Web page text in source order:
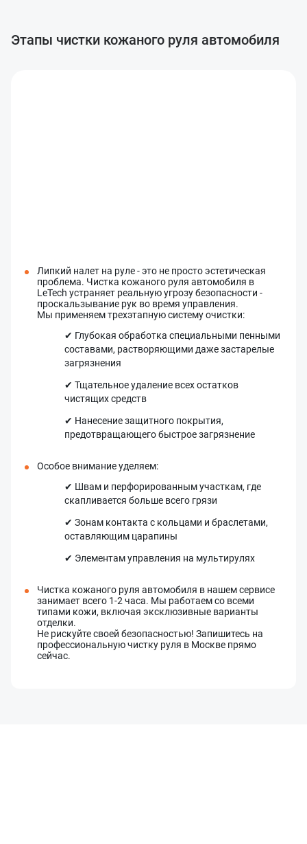
Этапы чистки кожаного руля автомобиля
Липкий налет на руле - это не просто эстетическая
проблема. Чистка кожаного руля автомобиля в
LeTech устраняет реальную угрозу безопасности -
проскальзывание рук во время управления.
Мы применяем трехэтапную систему очистки:
✔ Глубокая обработка специальными пенными
составами, растворяющими даже застарелые
загрязнения
✔ Тщательное удаление всех остатков
чистящих средств
✔ Нанесение защитного покрытия,
предотвращающего быстрое загрязнение
Особое внимание уделяем:
✔ Швам и перфорированным участкам, где
скапливается больше всего грязи
✔ Зонам контакта с кольцами и браслетами,
оставляющим царапины
✔ Элементам управления на мультирулях
Чистка кожаного руля автомобиля в нашем сервисе
занимает всего 1-2 часа. Мы работаем со всеми
типами кожи, включая эксклюзивные варианты
отделки.
Не рискуйте своей безопасностью! Запишитесь на
профессиональную чистку руля в Москве прямо
сейчас.
Оставить заявку
Данные формы отправлены